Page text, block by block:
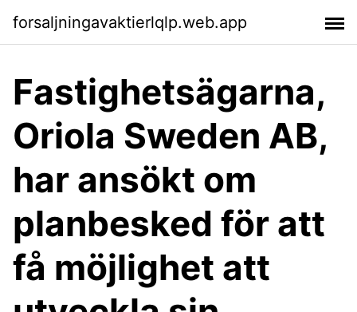
forsaljningavaktierlqlp.web.app
Fastighetsägarna,
Oriola Sweden AB,
har ansökt om
planbesked för att
få möjlighet att